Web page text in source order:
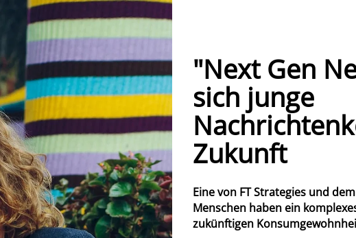
"Next Gen
sich junge
Zukunft
Eine von FT Strategies und
Menschen haben ein
zukünftigen